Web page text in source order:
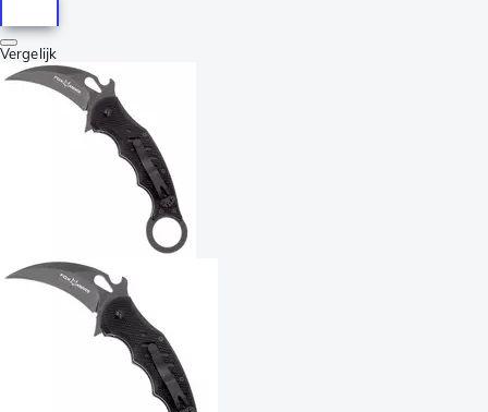
Vergelijk